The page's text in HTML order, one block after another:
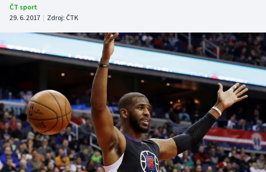
Atletika
Cyklistika
DALŠÍ SPORTY
Americký fotbal
Baseball a softbal
Basketbal
NEPŘEHLÉDNĚTE
Soutěže
Historické návraty
ČT sport
29. 6. 2017 | Zdroj: ČTK